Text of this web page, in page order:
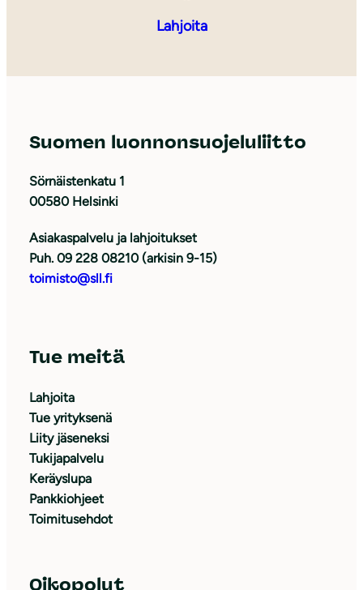
Lahjoita
Suomen luonnonsuojeluliitto
Sörnäistenkatu 1
00580 Helsinki
Asiakaspalvelu ja lahjoitukset
Puh. 09 228 08210 (arkisin 9-15)
toimisto@sll.fi
Tue meitä
Lahjoita
Tue yrityksenä
Liity jäseneksi
Tukijapalvelu
Keräyslupa
Pankkiohjeet
Toimitusehdot
Oikopolut